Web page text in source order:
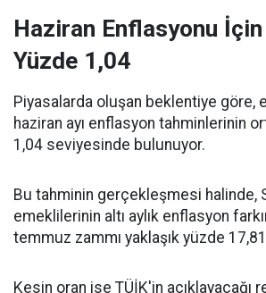
Haziran Enflasyonu
Yüzde 1,04
Piyasalarda oluşan beklentiye göre,
haziran ayı enflasyon tahminlerinin
1,04 seviyesinde bulunuyor.
Bu tahminin gerçekleşmesi halinde,
emeklilerinin altı aylık enflasyon
temmuz zammı yaklaşık yüzde
Kesin oran ise TÜİK'in açıklayacağı